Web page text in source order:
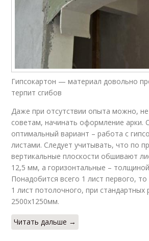
Гипсокартон — материал довольно
терпит сгибов
Даже при отсутствии опыта можно,
советам, начинать оформление арки.
оптимальный вариант – работа с
листами. Следует учитывать, что по
вертикальные плоскости обшивают
12,5 мм, а горизонтальные –
Понадобится всего 1 лист первого,
1 лист потолочного, при стандартных
2500х1250мм.
Читать дальше →